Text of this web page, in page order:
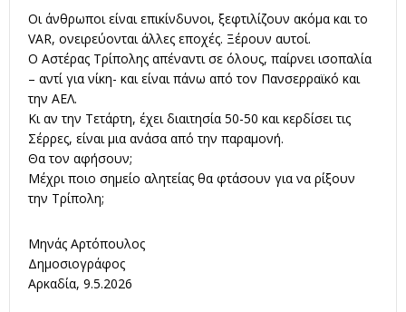
Οι άνθρωποι είναι επικίνδυνοι, ξεφτιλίζουν ακόμα και το
VAR, ονειρεύονται άλλες εποχές. Ξέρουν αυτοί.
Ο Αστέρας Τρίπολης απέναντι σε όλους, παίρνει ισοπαλία
– αντί για νίκη- και είναι πάνω από τον Πανσερραϊκό και
την ΑΕΛ.
Κι αν την Τετάρτη, έχει διαιτησία 50-50 και κερδίσει τις
Σέρρες, είναι μια ανάσα από την παραμονή.
Θα τον αφήσουν;
Μέχρι ποιο σημείο αλητείας θα φτάσουν για να ρίξουν
την Τρίπολη;
Μηνάς Αρτόπουλος
Δημοσιογράφος
Αρκαδία, 9.5.2026